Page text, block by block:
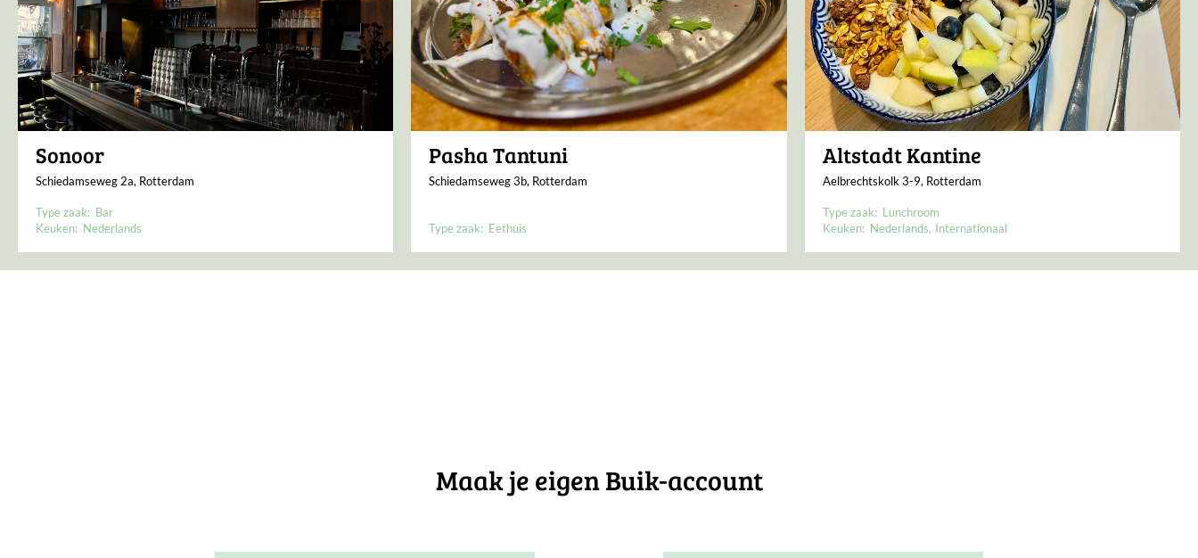
Sonoor
Schiedamseweg 2a, Rotterdam
Type zaak: Bar
Keuken: Nederlands
Pasha Tantuni
Schiedamseweg 3b, Rotterdam
Type zaak: Eethuis
Altstadt Kantine
Aelbrechtskolk 3-9, Rotterdam
Type zaak: Lunchroom
Keuken: Nederlands Internationaal
Maak je eigen Buik-account